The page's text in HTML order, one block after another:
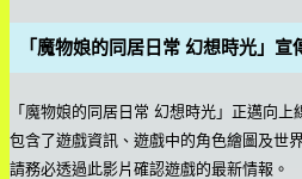
「魔物娘的同居日常 幻想時光」宣
「魔物娘的同居日常 幻想時光」正邁向
包含了遊戲資訊、遊戲中的角色繪圖及世
請務必透過此影片確認遊戲的最新情報。